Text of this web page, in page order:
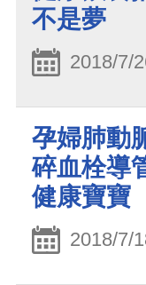
不是夢
2018/7/
孕婦肺動
碎血栓導
健康寶寶
2018/7/